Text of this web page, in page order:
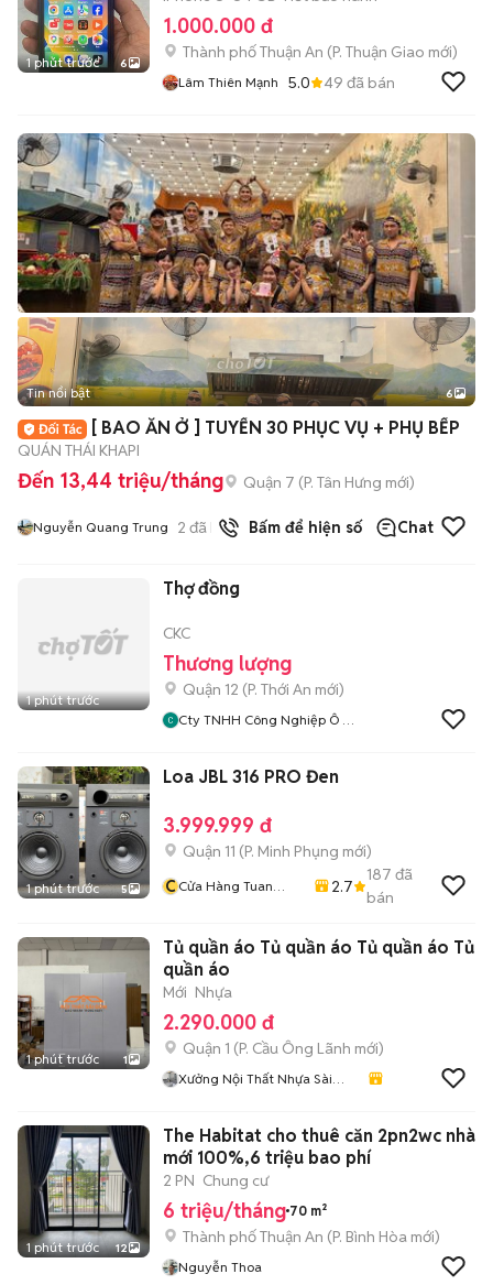
1 phút trước 6
1.000.000 đ
Thành phố Thuận An (P. Thuận Giao mới)
Lâm Thiên Mạnh 5.0 49 đã bán
+2
Tin nổi bật 6
[ BAO ĂN Ở ] TUYỂN 30 PHỤC VỤ + PHỤ BẾP
QUÁN THÁI KHAPI
Đến 13,44 triệu/tháng Quận 7 (P. Tân Hưng mới)
Nguyễn Quang Trung 2 đã bán Bấm để hiện số Chat
1 phút trước
Thợ đồng
CKC
Thương lượng
Quận 12 (P. Thới An mới)
Cty TNHH Công Nghiệp Ô Tô
1 phút trước 5
Loa JBL 316 PRO Đen
3.999.999 đ
Quận 11 (P. Minh Phụng mới)
CCửa Hàng Tuan
2.7
187 đã
bán
1 phút trước 1
Tủ quần áo Tủ quần áo Tủ quần áo Tủ
quần áo
Mới Nhựa
2.290.000 đ
Quận 1 (P. Cầu Ông Lãnh mới)
Xưởng Nội Thất Nhựa Sài
1 phút trước 12
The Habitat cho thuê căn 2pn2wc nhà
mới 100%,6 triệu bao phí
2 PN Chung cư
6 triệu/tháng 70 m²
Thành phố Thuận An (P. Bình Hòa mới)
Nguyễn Thoa